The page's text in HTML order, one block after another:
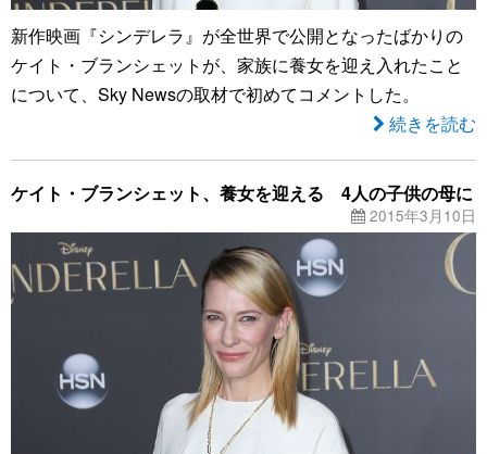
新作映画『シンデレラ』が全世界で公開となったばかりの
ケイト・ブランシェットが、家族に養女を迎え入れたこと
について、Sky Newsの取材で初めてコメントした。
続きを読む
ケイト・ブランシェット、養女を迎える 4人の子供の母に
2015年3月10日